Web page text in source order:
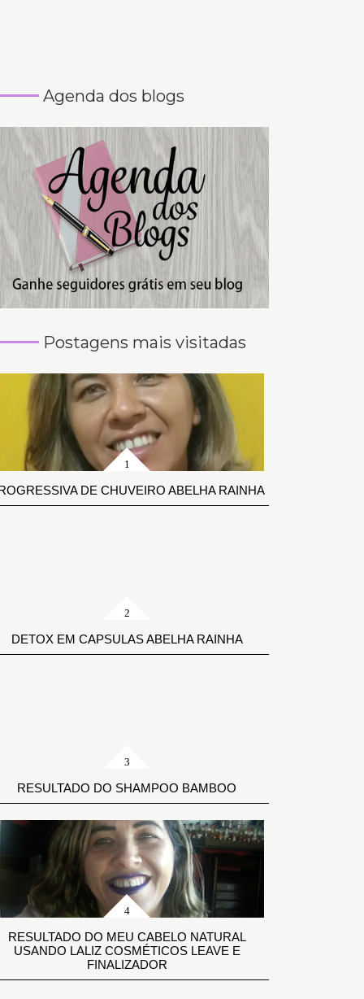
Agenda dos blogs
Postagens mais visitadas
DE CHUVEIRO ABELHA RAINHA
DETOX EM CAPSULAS ABELHA RAINHA
RESULTADO DO SHAMPOO BAMBOO
RESULTADO DO MEU CABELO NATURAL
USANDO LALIZ COSMÉTICOS LEAVE E
FINALIZADOR